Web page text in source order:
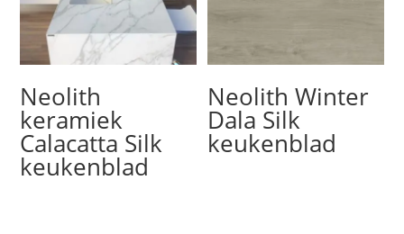
Neolith
keramiek
Calacatta Silk
keukenblad
Neolith Winter
Dala Silk
keukenblad